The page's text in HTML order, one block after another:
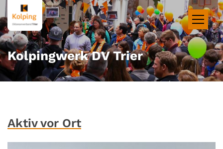
Zum Inhalt springen
Kolpingwerk DV Trier
Aktiv vor Ort